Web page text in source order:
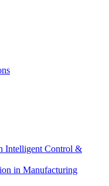
Intelligent Control &
in Manufacturing